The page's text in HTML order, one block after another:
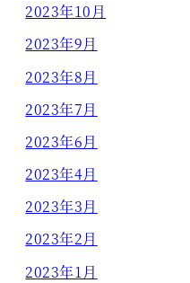
2023年10月
2023年9月
2023年8月
2023年7月
2023年6月
2023年4月
2023年3月
2023年2月
2023年1月